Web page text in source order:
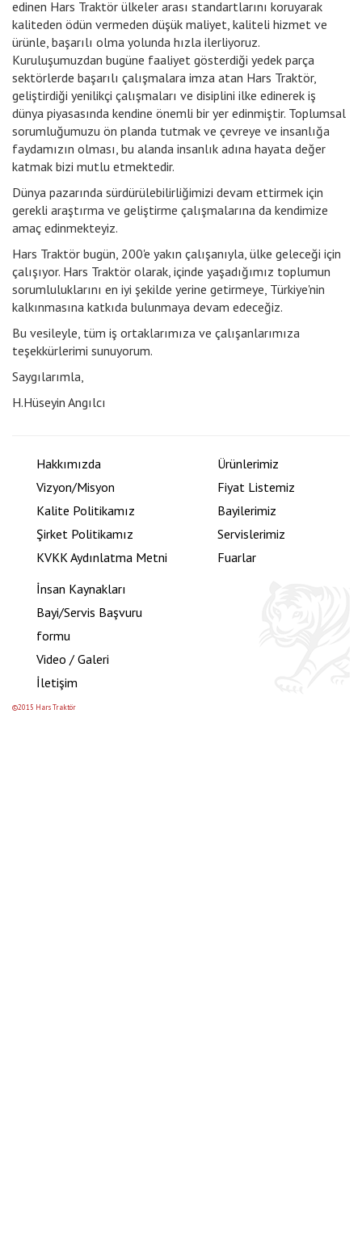
edinen Hars Traktör ülkeler arası standartlarını koruyarak
kaliteden ödün vermeden düşük maliyet, kaliteli hizmet ve
ürünle, başarılı olma yolunda hızla ilerliyoruz.
Kuruluşumuzdan bugüne faaliyet gösterdiği yedek parça
sektörlerde başarılı çalışmalara imza atan Hars Traktör,
geliştirdiği yenilikçi çalışmaları ve disiplini ilke edinerek iş
dünya piyasasında kendine önemli bir yer edinmiştir. Toplumsal
sorumluğumuzu ön planda tutmak ve çevreye ve insanlığa
faydamızın olması, bu alanda insanlık adına hayata değer
katmak bizi mutlu etmektedir.
Dünya pazarında sürdürülebilirliğimizi devam ettirmek için
gerekli araştırma ve geliştirme çalışmalarına da kendimize
amaç edinmekteyiz.
Hars Traktör bugün, 200'e yakın çalışanıyla, ülke geleceği için
çalışıyor. Hars Traktör olarak, içinde yaşadığımız toplumun
sorumluluklarını en iyi şekilde yerine getirmeye, Türkiye'nin
kalkınmasına katkıda bulunmaya devam edeceğiz.
Bu vesileyle, tüm iş ortaklarımıza ve çalışanlarımıza
teşekkürlerimi sunuyorum.
Saygılarımla,
H.Hüseyin Angılcı
Hakkımızda
Vizyon/Misyon
Kalite Politikamız
Şirket Politikamız
KVKK Aydınlatma Metni
Ürünlerimiz
Fiyat Listemiz
Bayilerimiz
Servislerimiz
Fuarlar
İnsan Kaynakları
Bayi/Servis Başvuru
formu
Video / Galeri
İletişim
©2015 Hars Traktör